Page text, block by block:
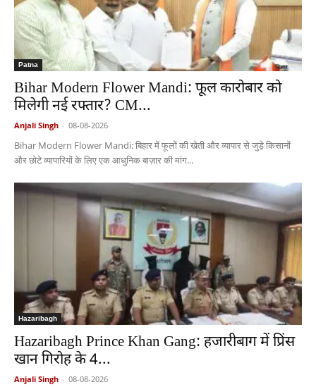
Patna
Bihar Modern Flower Mandi: फूल कारोबार को
मिलेगी नई रफ्तार? CM...
Anjali Singh - 08-08-2026
Bihar Modern Flower Mandi: बिहार में फूलों की खेती और व्यापार से जुड़े किसानों
और छोटे व्यापारियों के लिए एक आधुनिक बाज़ार की मांग...
Hazaribagh
Hazaribagh Prince Khan Gang: हजारीबाग में प्रिंस
खान गिरोह के 4...
Anjali Singh - 08-08-2026